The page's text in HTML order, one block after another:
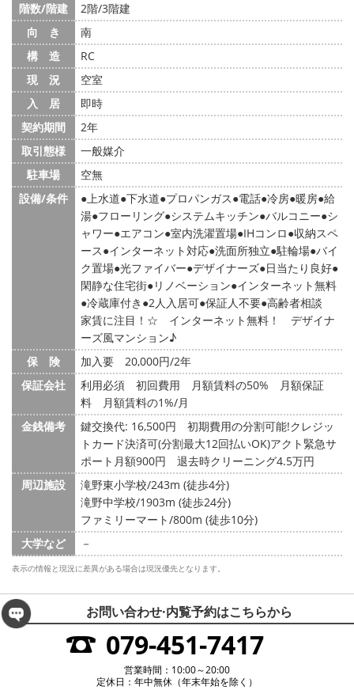
階数/階建
2階/3階建
向 き
南
構 造
RC
現 況
空室
入 居
即時
契約期間
2年
取引態様
一般媒介
駐車場
空無
設備/条件
上水道 下水道 プロパンガス 電話 冷房 暖房 給
湯 フローリング システムキッチン バルコニー シ
ャワー エアコン 室内洗濯置場 IHコンロ 収納スペ
ース インターネット対応 洗面所独立 駐輪場 バイ
ク置場 光ファイバー デザイナーズ 日当たり良好
閑静な住宅街 リノベーション インターネット無料
冷蔵庫付き 2人入居可 保証人不要 高齢者相談
家賃に注目！☆ インターネット無料！ デザイナ
ーズ風マンション♪
保 険
加入要 20,000円/2年
保証会社
利用必須 初回費用 月額賃料の50% 月額保証
料 月額賃料の1%/月
金銭備考
鍵交換代: 16,500円
初期費用の分割可能!クレジッ
トカード決済可(分割最大12回払いOK)アクト緊急サ
ポート月額900円 退去時クリーニング4.5万円
周辺施設
滝野東小学校/243m (徒歩4分)
滝野中学校/1903m (徒歩24分)
ファミリーマート/800m (徒歩10分)
大学など
－
表示の情報と現況に差異がある場合は現況優先となります。
お問い合わせ·内覧予約はこちらから
079-451-7417
営業時間：10:00～20:00
定休日：年中無休（年末年始を除く）